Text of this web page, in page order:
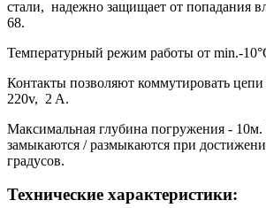
стали, надежно защищает от попадания
68.
Температурный режим работы от min.-
Контакты позволяют коммутировать
220v, 2 A.
Максимальная глубина погружения -
замыкаются / размыкаются при
градусов.
Технические характеристики: